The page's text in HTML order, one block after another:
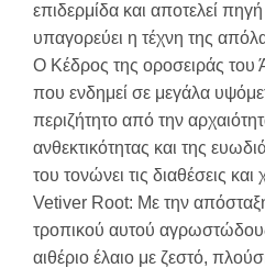
επιδερμίδα και αποτελεί
υπαγορεύει η τέχνη της
Ο Κέδρος της οροσειράς του
που ενδημεί σε μεγάλα
περιζήτητο από την
ανθεκτικότητας και της
του τονώνει τις διαθέσεις
Vetiver Root: Με την
τροπικού αυτού
αιθέριο έλαιο με ζεστό,